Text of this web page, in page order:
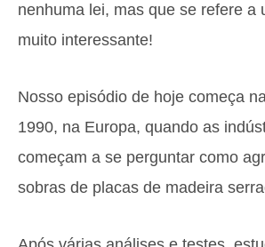
nenhuma lei, mas que se refere a
muito interessante!
Nosso episódio de hoje começa
1990, na Europa, quando as
começam a se perguntar como
sobras de placas de madeira